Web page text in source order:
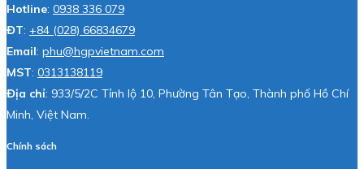
Hotline: 0938 336 079
ĐT: +84 (028) 66834679
Email: phu@hgpvietnam.com
MST: 0313138119
Địa chỉ: 933/5/2C Tỉnh lộ 10, Phường Tân Tạo, Thành phố Hồ Chí
Minh, Việt Nam.
Chính sách